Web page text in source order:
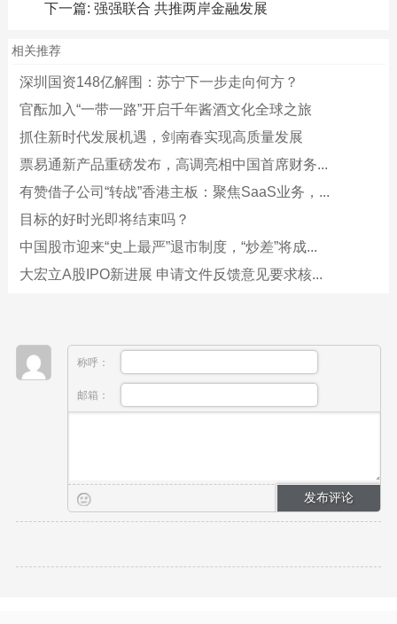
下一篇: 强强联合 共推两岸金融发展
相关推荐
深圳国资148亿解围：苏宁下一步走向何方？
官酝加入“一带一路”开启千年酱酒文化全球之旅
抓住新时代发展机遇，剑南春实现高质量发展
票易通新产品重磅发布，高调亮相中国首席财务...
有赞借子公司“转战”香港主板：聚焦SaaS业务，...
目标的好时光即将结束吗？
中国股市迎来“史上最严”退市制度，“炒差”将成...
大宏立A股IPO新进展 申请文件反馈意见要求核...
称呼：
邮箱：